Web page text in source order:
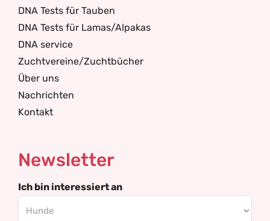
DNA Tests für Tauben
DNA Tests für Lamas/Alpakas
DNA service
Zuchtvereine/Zuchtbücher
Über uns
Nachrichten
Kontakt
Newsletter
Ich bin interessiert an